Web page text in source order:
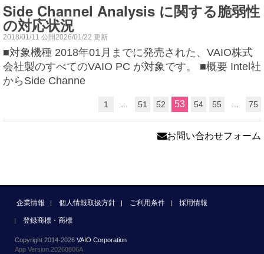
Side Channel Analysis に関する脆弱性
の対応状況
2018/01/11 公開2026/01/22 更新
■対象機種 2018年01月までに発売された、VAIO株式
会社製のすべてのVAIO PC が対象です。 ■概要 Intel社
からSide Channe
1 51 52 53 54 55 75
お問い合わせフォーム
企業情報 個人情報取扱方針 ご利用条件 採用情報
登録商標・商標
Copyright 2014-2026 VAIO Corporation
App Version.20260806A